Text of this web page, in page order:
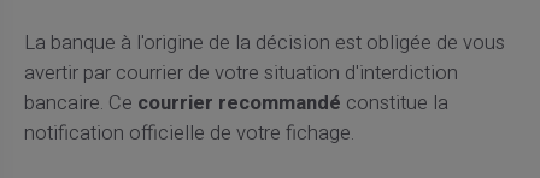
La banque à l'origine de la décision est obligée de vous
avertir par courrier de votre situation d'interdiction
bancaire. Ce courrier recommandé constitue la
notification officielle de votre fichage.